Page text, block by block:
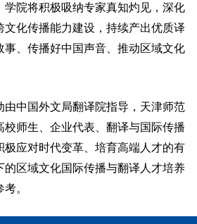
学院将积极吸纳专家真知灼见，深化
文化传播能力建设，持续产出优质译
事、传播好中国声音、推动区域文化
由中国外文局翻译院指导，天津师范
校师生、企业代表、翻译与国际传播
极应对时代变革、培育高端人才的有
的区域文化国际传播与翻译人才培养
。